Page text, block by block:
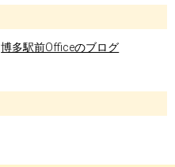
博多駅前Officeのブログ